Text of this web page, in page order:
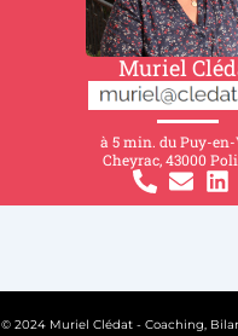
Muriel
à 5 min. du Puy-
Cheyrac, 43000
© 2024 Muriel Clédat - Coaching,